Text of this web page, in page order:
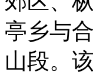
亭乡与
山段。